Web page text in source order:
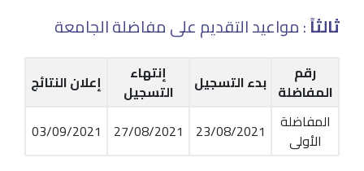
ثالثاً: مواعيد التقديم على مفاضلة الجامعة
رقم
المفاضلة بدء التسجيل
إنتهاء
التسجيل
إعلان النتائج
المفاضلة
الأولى
23/08/2021
27/08/2021
03/09/2021